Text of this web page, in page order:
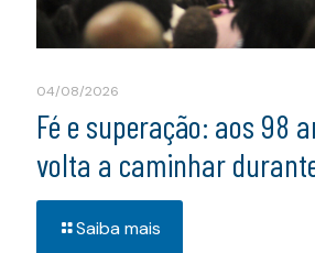
04/08/2026
Fé e superação: aos 98
volta a caminhar
Saiba mais